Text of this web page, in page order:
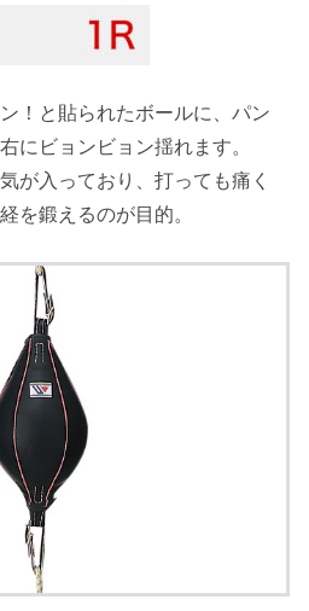
！と貼られたボールに、パン
にビョンビョン揺れます。
が入っており、打っても痛く
を鍛えるのが目的。